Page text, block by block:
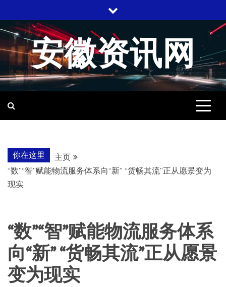
至
内
容
安徽资讯网
你在这里
主页
“数”“智”赋能物流服务体系向“新” “货畅其流”正从愿景变为
现实
“数”“智”赋能物流服务体系
向“新” “货畅其流”正从愿景
变为现实